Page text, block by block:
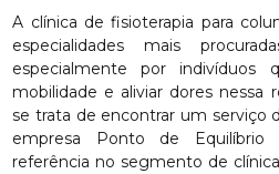
A clínica de fisioterapia para
especialidades mais
especialmente por indivíduos
mobilidade e aliviar dores nessa
se trata de encontrar um serviço
empresa Ponto de
referência no segmento de